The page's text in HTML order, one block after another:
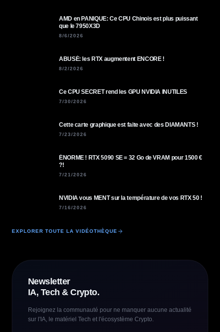
AMD en PANIQUE: Ce CPU Chinois est plus puissant
que le 7950X3D
8/6/2026
ABUSÉ: les RTX augmentent ENCORE !
8/2/2026
Ce CPU SECRET rend les GPU NVIDIA INUTILES
7/30/2026
Cette carte graphique est faite avec des DIAMANTS !
7/23/2026
ÉNORME ! RTX 5090 SE = 32 Go de VRAM pour 1500 €
?!
7/21/2026
NVIDIA vous MENT sur la température de vos RTX 50 !
7/16/2026
EXPLORER TOUTE LA VIDÉOTHÈQUE
Newsletter
IA, Tech & Crypto.
Rejoignez la communauté pour ne manquer aucune actualité
sur l'IA, le matériel Tech et l'écosystème Crypto.